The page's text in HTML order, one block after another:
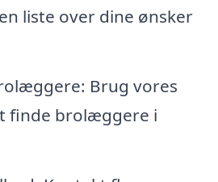
liste over dine ønsker
Brug vores
finde brolæggere i